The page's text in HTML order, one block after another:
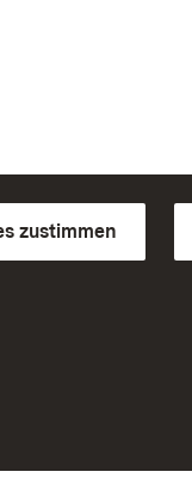
zustimmen